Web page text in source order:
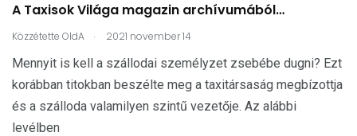
A Taxisok Világa magazin archívumából…
Közzétette OldA . 2021 november 14
Mennyit is kell a szállodai személyzet zsebébe dugni? Ezt
korábban titokban beszélte meg a taxitársaság megbízottja
és a szálloda valamilyen szintű vezetője. Az alábbi
levélben